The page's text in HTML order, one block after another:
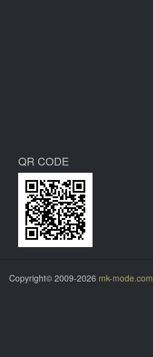
QR CODE
Copyright© 2009-2026 mk-mode.com